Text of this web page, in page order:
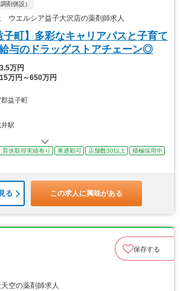
剤併設）
ウエルシア益子大沢店の薬剤師求人
子町】多彩なキャリアパスと子育て
与のドラッグストアチェーン◎
万円
万円～650万円
益子町
駅
育休取得実績有り 車通勤可 店舗数30以上
積極採用中
る この求人に興味がある
保存する
空の薬剤師求人